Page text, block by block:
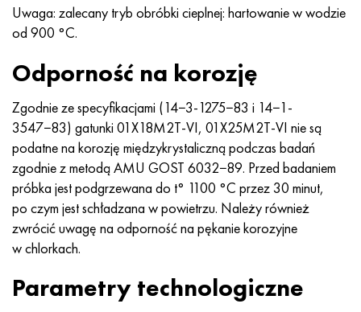
Uwaga: zalecany tryb obróbki cieplnej: hartowanie w wodzie
od 900 °C.
Odporność na korozję
Zgodnie ze specyfikacjami (14−3-1275−83 i 14−1-
3547−83) gatunki 01X18M2T-VI, 01X25M2T-VI nie są
podatne na korozję międzykrystaliczną podczas badań
zgodnie z metodą AMU GOST 6032−89. Przed badaniem
próbka jest podgrzewana do t° 1100 °C przez 30 minut,
po czym jest schładzana w powietrzu. Należy również
zwrócić uwagę na odporność na pękanie korozyjne
w chlorkach.
Parametry technologiczne
Nimonic 90
Haynesa 25
Haynesa 188
Haynesa 230
Hastelloy b2
Hastelloy b3
Hastelloy c4
rura precyzyjna
H70MFV
AM-350 - poprawka 5548
Custom 450® - bez S45000
Grecki Ascoloy 418
Rura odporna na korozję
45Х14Н14В2М
65X13
90X18MF
95X18
ac35g2, 36smnpb14, 1.0765
40hn2ma, 34CrNiMo4, 36hnm
38h, 37h
38XA, 37Cr4, AISI 5135
38HN3MFA, 35nicrmov12-5
40G, 40Mn4, AISI 1035
38XM, 42CrMo4, AISI 1.7225